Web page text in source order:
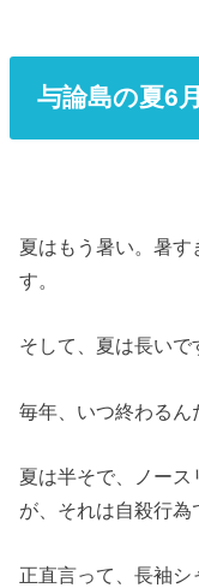
与論島の夏6
夏はもう暑い。暑
す。
そして、夏は長いで
毎年、いつ終わるん
夏は半そで、ノー
が、それは自殺行為
正直言って、長袖シ